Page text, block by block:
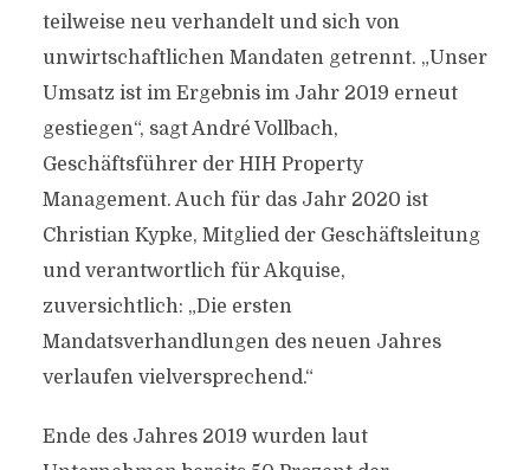
teilweise neu verhandelt und sich von
unwirtschaftlichen Mandaten getrennt. „Unser
Umsatz ist im Ergebnis im Jahr 2019 erneut
gestiegen“, sagt André Vollbach,
Geschäftsführer der HIH Property
Management. Auch für das Jahr 2020 ist
Christian Kypke, Mitglied der Geschäftsleitung
und verantwortlich für Akquise,
zuversichtlich: „Die ersten
Mandatsverhandlungen des neuen Jahres
verlaufen vielversprechend.“
Ende des Jahres 2019 wurden laut